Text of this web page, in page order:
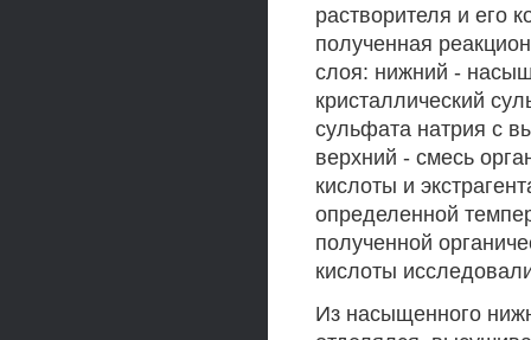
растворителя и его
полученная
слоя: нижний -
кристаллический
сульфата натрия с
верхний - смесь
кислоты и
определенной
полученной
кислоты
Из насыщенного